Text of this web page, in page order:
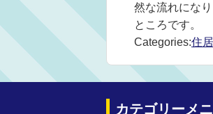
然な流れにな
ところです。
Categories:住
カテゴリーメ